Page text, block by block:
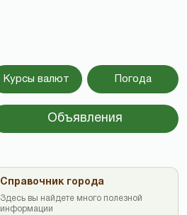
Курсы валют Погода
Объявления
Справочник города
Здесь вы найдете много полезной
информации